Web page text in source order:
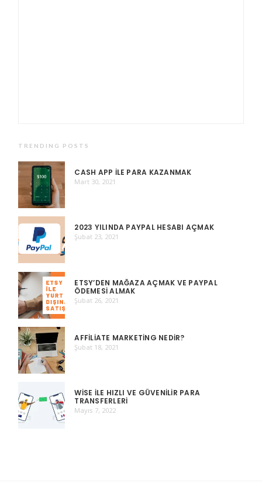
TRENDING POSTS
CASH APP ILE PARA KAZANMAK
Mart 30, 2021
2023 YILINDA PAYPAL HESABI AÇMAK
Şubat 23, 2021
ETSY’DEN MAĞAZA AÇMAK VE PAYPAL
ÖDEMESI ALMAK
Şubat 26, 2021
AFFILIATE MARKETING NEDIR?
Şubat 18, 2021
WISE ILE HIZLI VE GÜVENILIR PARA
TRANSFERLERI
Mayıs 7, 2022